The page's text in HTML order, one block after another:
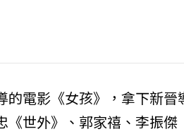
的電影《女孩》，拿下新
《世外》、郭家禧、李振